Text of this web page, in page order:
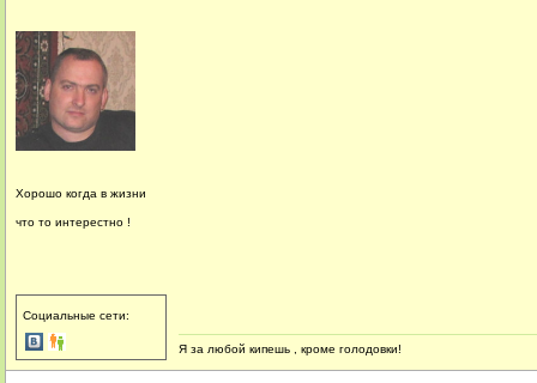
Хорошо когда в жизни
что то интерестно !
Социальные сети:
Я за любой кипешь , кроме голодовки!